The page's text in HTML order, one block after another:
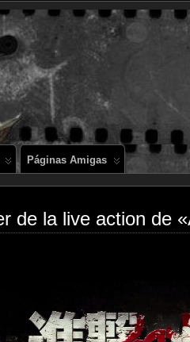
Páginas Amigas
de la live action de